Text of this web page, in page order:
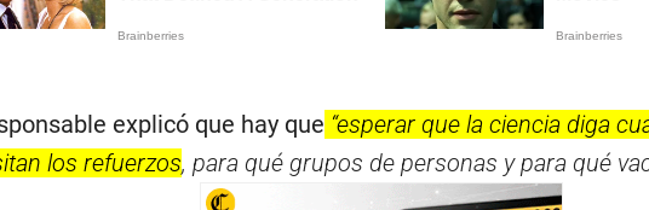
explicó que hay que “esperar que la ciencia diga
los refuerzos, para qué grupos de personas y para qué